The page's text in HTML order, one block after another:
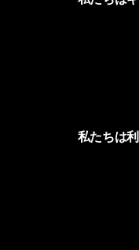
私たちは